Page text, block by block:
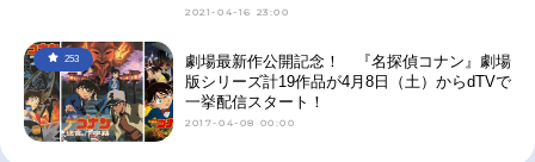
2021-04-16 23:00
253
劇場最新作公開記念！ 『名探偵コナン』劇場
版シリーズ計19作品が4月8日（土）からdTVで
一挙配信スタート！
2017-04-08 00:00